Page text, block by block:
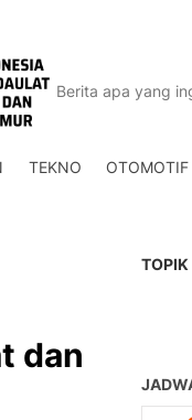
TEKNO OTOMOTIF
dan
TOPIK